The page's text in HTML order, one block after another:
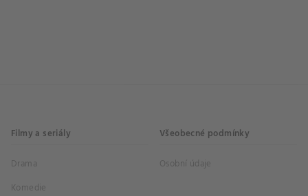
Filmy a seriály
Drama
Komedie
Všeobecné podmínky
Osobní údaje